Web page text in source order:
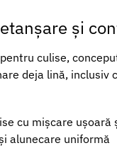
și
culise,
deja lină,
cu mișcare ușoară
alunecare uniformă